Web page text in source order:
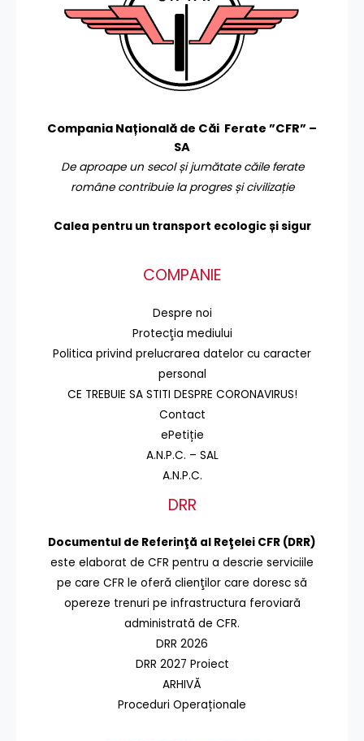
Compania Națională de Căi Ferate ”CFR” –
SA
De aproape un secol și jumătate căile ferate
române contribuie la progres și civilizație
Calea pentru un transport ecologic și sigur
COMPANIE
Despre noi
Protecţia mediului
Politica privind prelucrarea datelor cu caracter
personal
CE TREBUIE SA STITI DESPRE CORONAVIRUS!
Contact
ePetiție
A.N.P.C. – SAL
A.N.P.C.
DRR
Documentul de Referinţă al Reţelei CFR (DRR)
este elaborat de CFR pentru a descrie serviciile
pe care CFR le oferă clienţilor care doresc să
opereze trenuri pe infrastructura feroviară
administrată de CFR.
DRR 2026
DRR 2027 Proiect
ARHIVĂ
Proceduri Operaționale